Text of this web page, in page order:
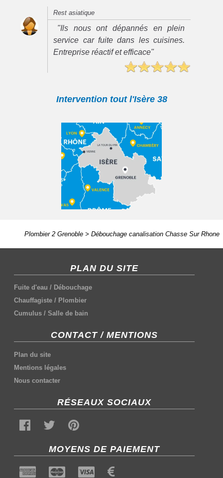
Rest asiatique
"Ils nous ont dépannés en plein
service car fuite dans les cuisines.
Entreprise réactif et efficace"
Intervention tout l'Isère 38
Plombier 2 Grenoble> Débouchage canalisation Chasse Sur Rhone
PLAN DU SITE
Fuite d'eau / Débouchage
Chauffagiste / Plombier
Cumulus /Salle de bain
CONTACT / MENTIONS
Plan du site
Mentions légales
Nous contacter
RÉSEAUX SOCIAUX
MOYENS DE PAIEMENT